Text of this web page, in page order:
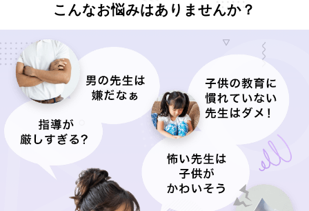
こんなお悩みはありませんか？